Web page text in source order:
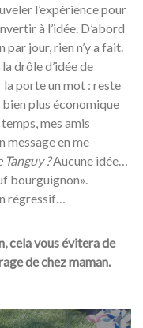
l’expérience pour
à l’idée. D’abord
par jour, rien n’y a fait.
drôle d’idée de
la porte un mot : reste
plus économique
mes amis
message en me
Tanguy ?Aucune idée…
bourguignon».
régressif…
cela vous évitera de
de chez maman.